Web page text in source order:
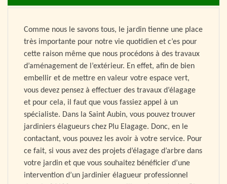
Comme nous le savons tous, le jardin tienne une place
très importante pour notre vie quotidien et c’es pour
cette raison même que nous procédons à des travaux
d’aménagement de l’extérieur. En effet, afin de bien
embellir et de mettre en valeur votre espace vert,
vous devez pensez à effectuer des travaux d’élagage
et pour cela, il faut que vous fassiez appel à un
spécialiste. Dans la Saint Aubin, vous pouvez trouver
jardiniers élagueurs chez Plu Elagage. Donc, en le
contactant, vous pouvez les avoir à votre service. Pour
ce fait, si vous avez des projets d’élagage d’arbre dans
votre jardin et que vous souhaitez bénéficier d’une
intervention d’un jardinier élagueur professionnel